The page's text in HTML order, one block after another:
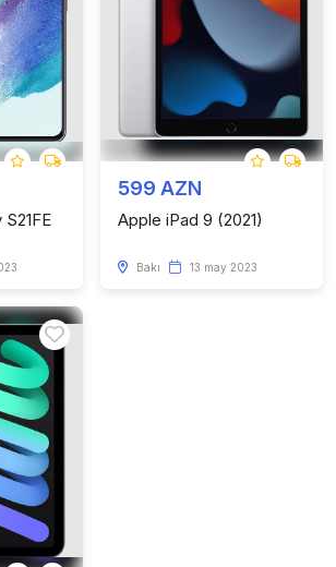
599 AZN
Apple iPad 9 (2021)
Bakı 13 may 2023